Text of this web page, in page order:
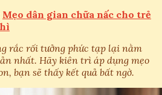
Mẹo dân gian chữa nấc cho trẻ
rắc rối tưởng phức tạp lại nằm
nhất. Hãy kiên trì áp dụng mẹo
bạn sẽ thấy kết quả bất ngờ.